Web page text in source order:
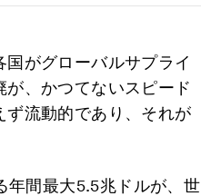
がグローバルサプライ
、かつてないスピード
流動的であり、それが
年間最大5.5兆ドルが、世